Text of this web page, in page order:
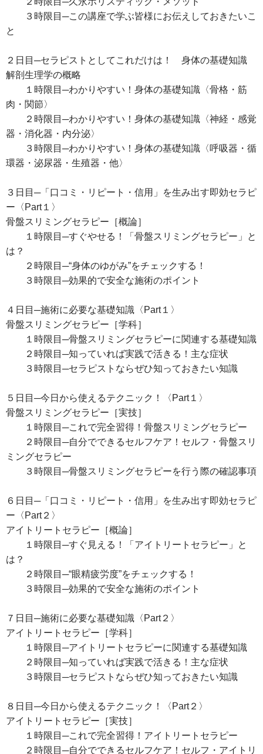
３時限目─この講座で学ぶ皆様にお伝えしておきたいこ
と
２日目─セラピストとしてこれだけは！ 身体の基礎知識
解剖生理学の概略
１時限目─わかりやすい！身体の基礎知識〈骨格・筋
肉・関節〉
２時限目─わかりやすい！身体の基礎知識〈神経・感覚
器・消化器・内分泌〉
３時限目─わかりやすい！身体の基礎知識〈呼吸器・循
環器・泌尿器・生殖器・他〉
３日目─「口コミ・リピート・信用」を生み出す即効セラピ
ー〈Part１〉
骨盤スリミングセラピー［概論］
１時限目─すぐやせる！「骨盤スリミングセラピー」と
は？
２時限目─“身体のゆがみ”をチェックする！
３時限目─効果的で安全な施術のポイント
４日目─施術に必要な基礎知識〈Part１〉
骨盤スリミングセラピー［学科］
１時限目─骨盤スリミングセラピーに関連する基礎知識
２時限目─知っていれば実践で活きる！主な症状
３時限目─セラピストならぜひ知っておきたい知識
５日目─今日から使えるテクニック！〈Part１〉
骨盤スリミングセラピー［実技］
１時限目─これで完全習得！骨盤スリミングセラピー
２時限目─自分でできるセルフケア！セルフ・骨盤スリ
ミングセラピー
３時限目─骨盤スリミングセラピーを行う際の確認事項
６日目─「口コミ・リピート・信用」を生み出す即効セラピ
ー〈Part２〉
アイトリートセラピー［概論］
１時限目─すぐ見える！「アイトリートセラピー」と
は？
２時限目─“眼精疲労度”をチェックする！
３時限目─効果的で安全な施術のポイント
７日目─施術に必要な基礎知識〈Part２〉
アイトリートセラピー［学科］
１時限目─アイトリートセラピーに関連する基礎知識
２時限目─知っていれば実践で活きる！主な症状
３時限目─セラピストならぜひ知っておきたい知識
８日目─今日から使えるテクニック！〈Part２〉
アイトリートセラピー［実技］
１時限目─これで完全習得！アイトリートセラピー
２時限目─自分でできるセルフケア！セルフ・アイトリ